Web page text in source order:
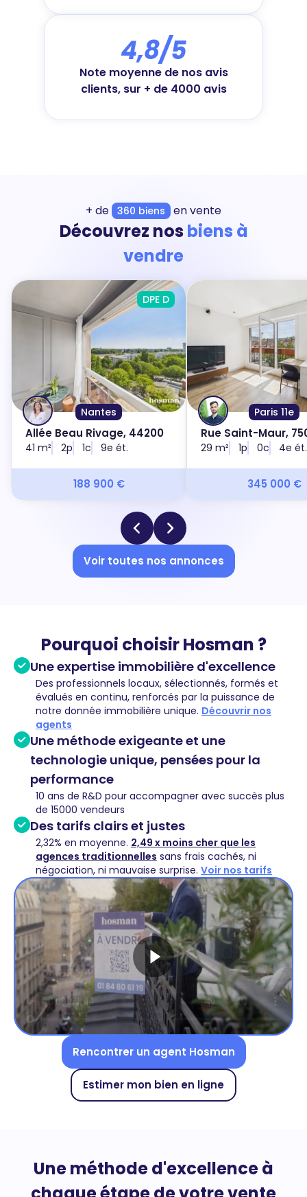
4,8/5
Note moyenne de nos avis
clients, sur + de 4000 avis
+ de 360 biens en vente
Découvrez nosbiens à
vendre
Nantes
DPE D
Allée Beau Rivage, 44200
41 m² 2p 1c 9e ét.
188 900 €
Paris 11e
Rue Saint-Maur,
29 m² 1p 0c 4e ét.
345 000 €
Voir toutes nos annonces
Pourquoi choisir Hosman ?
Une expertise immobilière d'excellence
Des professionnels locaux, sélectionnés, formés et
évalués en continu, renforcés par la puissance de
notre donnée immobilière unique. Découvrir nos
agents
Une méthode exigeante et une
technologie unique, pensées pour la
performance
10 ans de R&D pour accompagner avec succès plus
de 15000 vendeurs
Des tarifs clairs et justes
2,32% en moyenne. 2,49 x moins cher que les
agences traditionnelles sans frais cachés, ni
négociation, ni mauvaise surprise. Voir nos tarifs
Rencontrer un agent Hosman
Estimer mon bien en ligne
Une méthode d'excellence à